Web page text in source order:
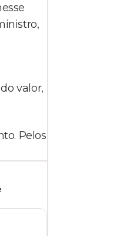
valor,
Pelos